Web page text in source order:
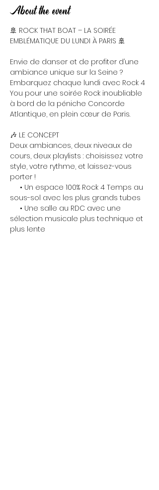
About the event
🚢 ROCK THAT BOAT – LA SOIRÉE
EMBLÉMATIQUE DU LUNDI À PARIS 🚢
Envie de danser et de profiter d’une
ambiance unique sur la Seine ?
Embarquez chaque lundi avec Rock 4
You pour une soirée Rock inoubliable
à bord de la péniche Concorde
Atlantique, en plein cœur de Paris.
🎶 LE CONCEPT
Deux ambiances, deux niveaux de
cours, deux playlists : choisissez votre
style, votre rythme, et laissez-vous
porter !
• Un espace 100% Rock 4 Temps au
sous-sol avec les plus grands tubes
• Une salle au RDC avec une
sélection musicale plus technique et
plus lente